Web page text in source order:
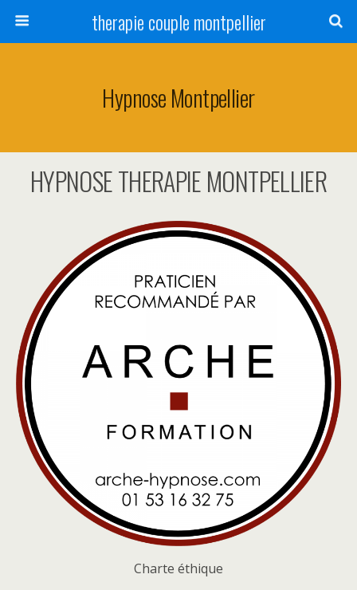
therapie couple montpellier
Hypnose Montpellier
HYPNOSE THERAPIE MONTPELLIER
Charte éthique